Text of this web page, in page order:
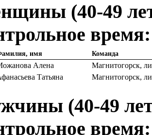
(40-49
имя Команда
Алена
Магнитогорск,
Татьяна Магнитогорск,
(40-49